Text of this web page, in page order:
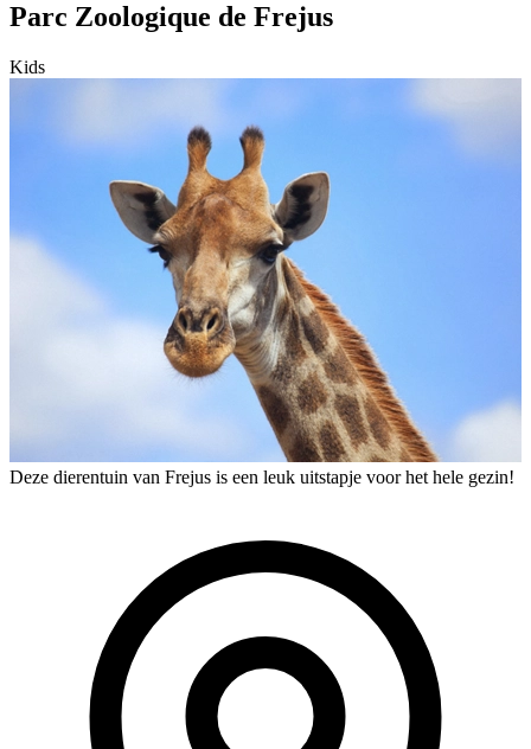
Parc Zoologique de Frejus
Kids
Deze dierentuin van Frejus is een leuk uitstapje voor het hele gezin!